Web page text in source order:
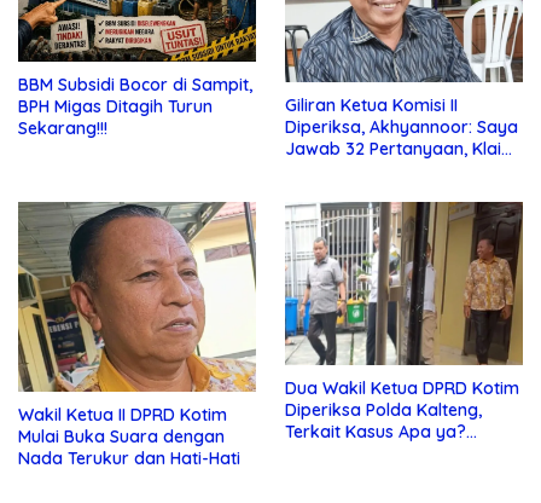
BBM Subsidi Bocor di Sampit,
BPH Migas Ditagih Turun
Sekarang!!!
Giliran Ketua Komisi II
Diperiksa, Akhyannoor: Saya
Jawab 32 Pertanyaan, Klaim
Wakil Ketua II DPRD Kotim
Mulai Buka Suara dengan
Nada Terukur dan Hati-Hati
Dua Wakil Ketua DPRD Kotim
Diperiksa Polda Kalteng,
Terkait Kasus Apa ya?…